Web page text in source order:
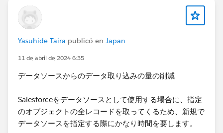
Yasuhide Taira publicó en Japan
11 de abril de 2024 6:35
データソースからのデータ取り込みの量の削減
Salesforceをデータソースとして使用する場合に、指定
のオブジェクトの全レコードを取ってくるため、新規で
データソースを指定する際にかなり時間を要します。